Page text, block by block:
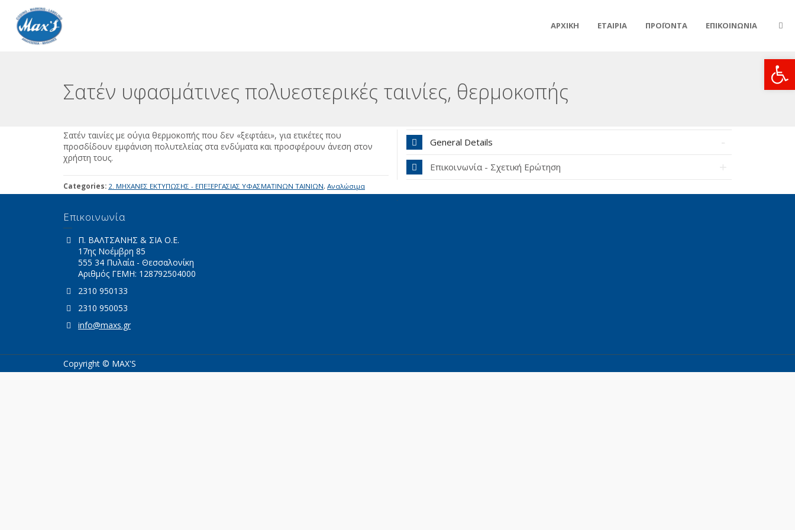
ΑΡΧΙΚΗ ΕΤΑΙΡΙΑ ΠΡΟΪΟΝΤΑ ΕΠΙΚΟΙΝΩΝΙΑ
Σατέν υφασμάτινες πολυεστερικές ταινίες, θερμοκοπής
Σατέν ταινίες με ούγια θερμοκοπής που δεν «ξεφτάει», για ετικέτες που
προσδίδουν εμφάνιση πολυτελείας στα ενδύματα και προσφέρουν άνεση στον
χρήστη τους.
Categories: 2. ΜΗΧΑΝΕΣ ΕΚΤΥΠΩΣΗΣ - ΕΠΕΞΕΡΓΑΣΙΑΣ ΥΦΑΣΜΑΤΙΝΩΝ ΤΑΙΝΙΩΝ, Αναλώσιμα
General Details
Επικοινωνία - Σχετική Ερώτηση
Επικοινωνία
Π. ΒΑΛΤΣΑΝΗΣ & ΣΙΑ Ο.Ε.
17ης Νοέμβρη 85
555 34 Πυλαία - Θεσσαλονίκη
Αριθμός ΓΕΜΗ: 128792504000
2310 950133
2310 950053
info@maxs.gr
Copyright © MAX'S